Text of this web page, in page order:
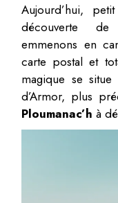
Aujourd’hui,
découverte
emmenons en
carte postal et
magique se
d’Armor, plus
Ploumanac’h à